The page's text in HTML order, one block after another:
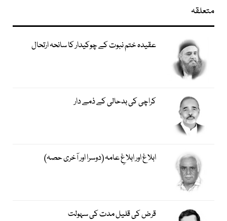
متعلقہ
عقیدہ ختم نبوت کے چوکیدار کا سانحہ ارتحال
کراچی کی بدحالی کے ذمے دار
ابلاغ اور ابلاغِ عامہ (دوسرا اور آخری حصہ)
قرض کی قلیل مدت کی سہولت